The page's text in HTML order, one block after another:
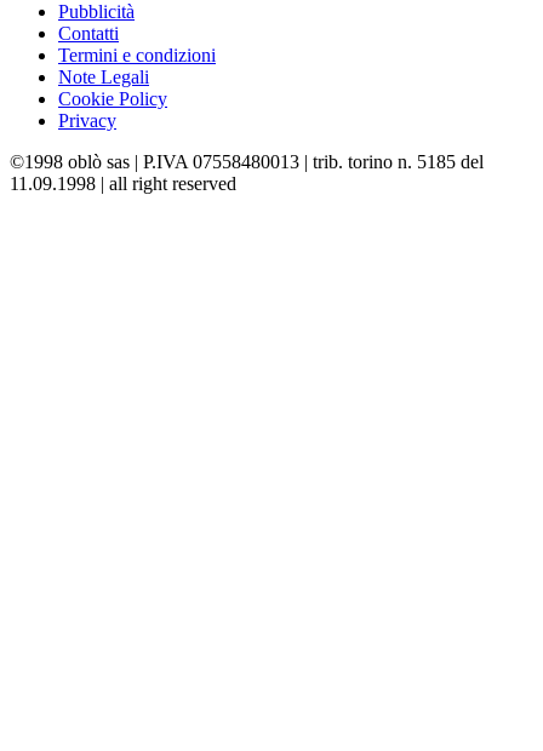
Pubblicità
Contatti
Termini e condizioni
Note Legali
Cookie Policy
Privacy
©1998 oblò sas | P.IVA 07558480013 | trib. torino n. 5185 del
11.09.1998 | all right reserved